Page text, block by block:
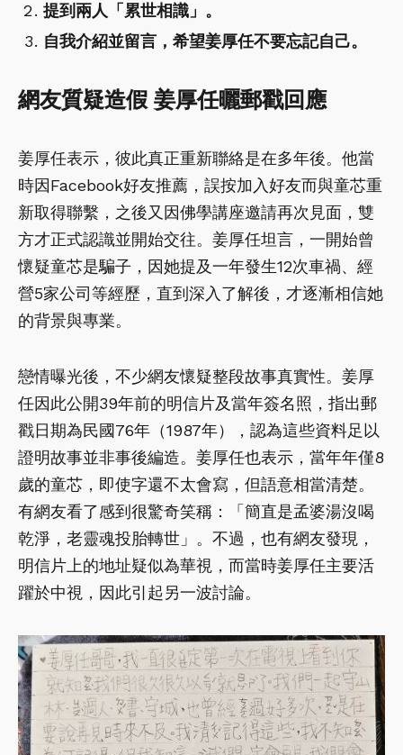
提到兩人「累世相識」。
自我介紹並留言，希望姜厚任不要忘記自己。
網友質疑造假 姜厚任曬郵戳回應
姜厚任表示，彼此真正重新聯絡是在多年後。他當
時因Facebook好友推薦，誤按加入好友而與童芯重
新取得聯繫，之後又因佛學講座邀請再次見面，雙
方才正式認識並開始交往。姜厚任坦言，一開始曾
懷疑童芯是騙子，因她提及一年發生12次車禍、經
營5家公司等經歷，直到深入了解後，才逐漸相信她
的背景與專業。
戀情曝光後，不少網友懷疑整段故事真實性。姜厚
任因此公開39年前的明信片及當年簽名照，指出郵
戳日期為民國76年（1987年），認為這些資料足以
證明故事並非事後編造。姜厚任也表示，當年年僅8
歲的童芯，即使字還不太會寫，但語意相當清楚。
有網友看了感到很驚奇笑稱：「簡直是孟婆湯沒喝
乾淨，老靈魂投胎轉世」。不過，也有網友發現，
明信片上的地址疑似為華視，而當時姜厚任主要活
躍於中視，因此引起另一波討論。